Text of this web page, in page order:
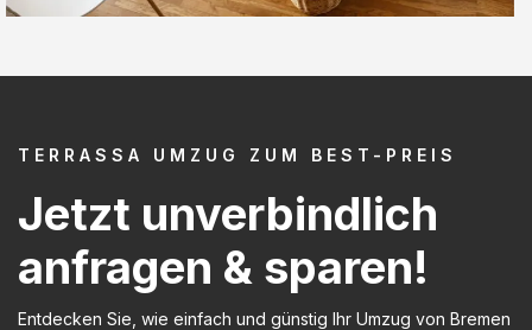
TERRASSA UMZUG ZUM BEST-PREIS
Jetzt unverbindlich
anfragen & sparen!
Entdecken Sie, wie einfach und günstig Ihr Umzug von Bremen